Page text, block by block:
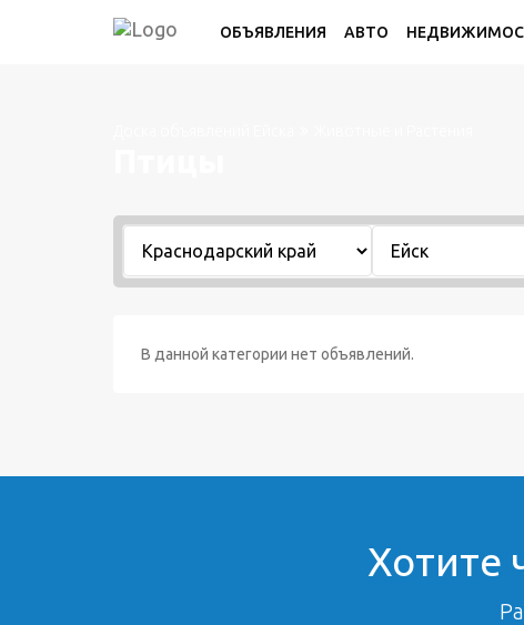
ОБЪЯВЛЕНИЯ АВТО
В данной категории нет объявлений.
Хотите